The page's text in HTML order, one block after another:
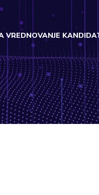
VREDNOVANJE